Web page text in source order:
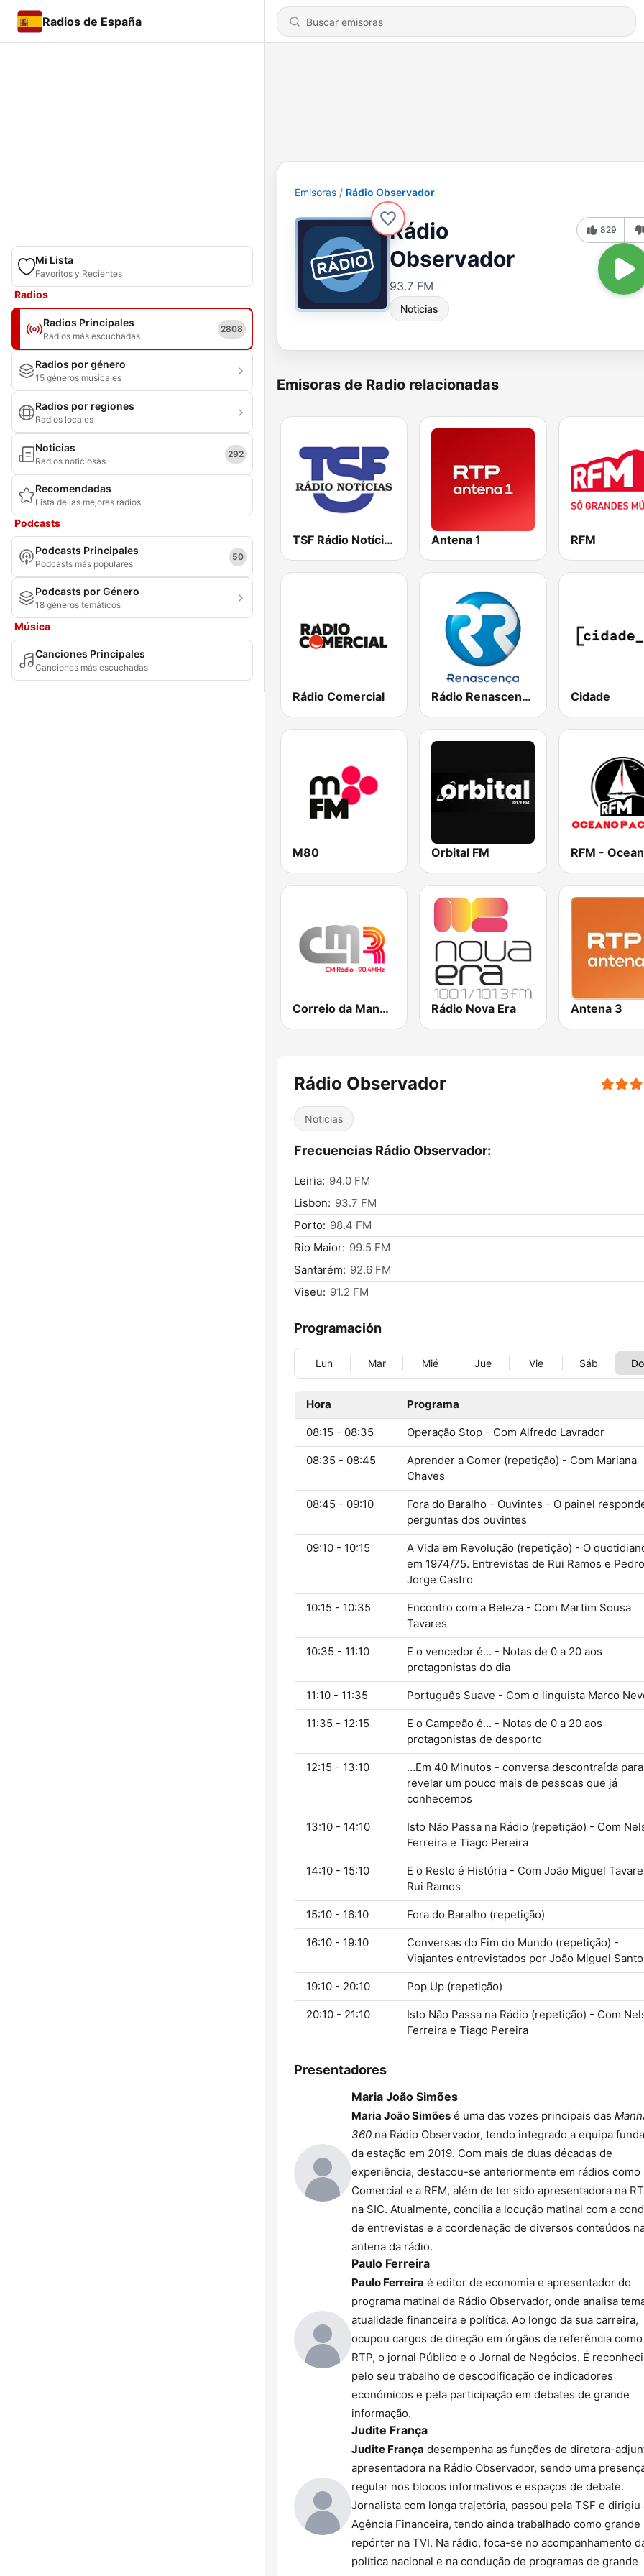
Radios de España
Mi Lista
Favoritos y Recientes
Radios
Radios Principales
Radios más escuchadas
2808
Radios por género
15 géneros musicales
Radios por regiones
Radios locales
Noticias
Radios noticiosas
292
Recomendadas
Lista de las mejores radios
Podcasts
Podcasts Principales
Podcasts más populares
50
Podcasts por Género
18 géneros temáticos
Música
Canciones Principales
Canciones más escuchadas
Emisoras Rádio Observador
Rádio
Observador
93.7 FM
Noticias
829
Emisoras de Radio relacionadas
TSF Rádio Notícias Antena 1 RFM
Rádio Comercial Rádio Renascença Cidade
M80 Orbital FM
Correio da Manhã Rádio Rádio Nova Era Antena 3
Rádio Observador
Noticias
Frecuencias Rádio Observador:
Leiria: 94.0 FM
Lisbon: 93.7 FM
Porto: 98.4 FM
Rio Maior: 99.5 FM
Santarém: 92.6 FM
Viseu: 91.2 FM
Programación
Lun Mar Mié Jue Vie Sáb
Hora Programa
08:15 - 08:35 Operação Stop - Com Alfredo Lavrador
08:35 - 08:45
Aprender a Comer (repetição) - Com Mariana
Chaves
08:45 - 09:10
Fora do Baralho - Ouvintes - O painel
perguntas dos ouvintes
09:10 - 10:15
A Vida em Revolução (repetição) - O
em 1974/75. Entrevistas de Rui Ramos e Pedro
Jorge Castro
10:15 - 10:35
Encontro com a Beleza - Com Martim Sousa
Tavares
10:35 - 11:10
E o vencedor é... - Notas de 0 a 20 aos
protagonistas do dia
11:10 - 11:35 Português Suave - Com o linguista Marco
11:35 - 12:15
E o Campeão é... - Notas de 0 a 20 aos
protagonistas de desporto
12:15 - 13:10
...Em 40 Minutos - conversa descontraída para
revelar um pouco mais de pessoas que já
conhecemos
13:10 - 14:10
Isto Não Passa na Rádio (repetição) - Com
Ferreira e Tiago Pereira
14:10 - 15:10
E o Resto é História - Com João Miguel
Rui Ramos
15:10 - 16:10 Fora do Baralho (repetição)
16:10 - 19:10
Conversas do Fim do Mundo (repetição) -
Viajantes entrevistados por João Miguel
19:10 - 20:10 Pop Up (repetição)
20:10 - 21:10
Isto Não Passa na Rádio (repetição) - Com
Ferreira e Tiago Pereira
Presentadores
Maria João Simões
Maria João Simões é uma das vozes principais das
360 na Rádio Observador, tendo integrado a equipa
da estação em 2019. Com mais de duas décadas de
experiência, destacou-se anteriormente em rádios como
Comercial e a RFM, além de ter sido apresentadora na
na SIC. Atualmente, concilia a locução matinal com a
de entrevistas e a coordenação de diversos conteúdos
antena da rádio.
Paulo Ferreira
Paulo Ferreira é editor de economia e apresentador do
programa matinal da Rádio Observador, onde analisa
atualidade financeira e política. Ao longo da sua carreira,
ocupou cargos de direção em órgãos de referência como
RTP, o jornal Público e o Jornal de Negócios. É
pelo seu trabalho de descodificação de indicadores
económicos e pela participação em debates de grande
informação.
Judite França
Judite França desempenha as funções de diretora-
apresentadora na Rádio Observador, sendo uma
regular nos blocos informativos e espaços de debate.
Jornalista com longa trajetória, passou pela TSF e dirigiu
Agência Financeira, tendo ainda trabalhado como grande
repórter na TVI. Na rádio, foca-se no acompanhamento
política nacional e na condução de programas de grande